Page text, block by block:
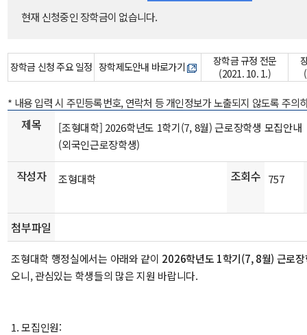
현재 신청중인 장학금이 없습니다.
장학금 신청 주요 일정 장학제도안내 바로가기
장학금 규정 전문
(2021. 10. 1.)
* 내용 입력 시 주민등록번호, 연락처 등 개인정보가 노출되지 않도록 주의
제목
[조형대학] 2026학년도 1학기(7, 8월) 근로장학생 모집안내
(외국인근로장학생)
작성자 조형대학 조회수 757
첨부파일
조형대학 행정실에서는 아래와 같이 2026학년도 1학기(7, 8월) 근로장
오니, 관심있는 학생들의 많은 지원 바랍니다.
1. 모집인원: